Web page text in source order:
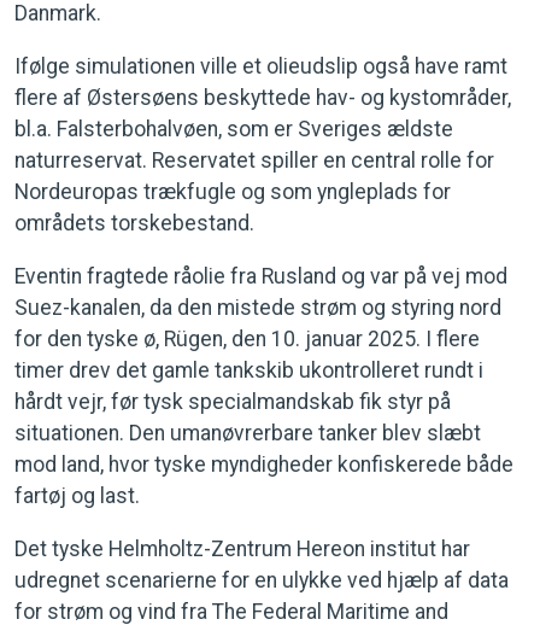
Danmark.
Ifølge simulationen ville et olieudslip også have ramt
flere af Østersøens beskyttede hav- og kystområder,
bl.a. Falsterbohalvøen, som er Sveriges ældste
naturreservat. Reservatet spiller en central rolle for
Nordeuropas trækfugle og som yngleplads for
områdets torskebestand.
Eventin fragtede råolie fra Rusland og var på vej mod
Suez-kanalen, da den mistede strøm og styring nord
for den tyske ø, Rügen, den 10. januar 2025. I flere
timer drev det gamle tankskib ukontrolleret rundt i
hårdt vejr, før tysk specialmandskab fik styr på
situationen. Den umanøvrerbare tanker blev slæbt
mod land, hvor tyske myndigheder konfiskerede både
fartøj og last.
Det tyske Helmholtz-Zentrum Hereon institut har
udregnet scenarierne for en ulykke ved hjælp af data
for strøm og vind fra The Federal Maritime and